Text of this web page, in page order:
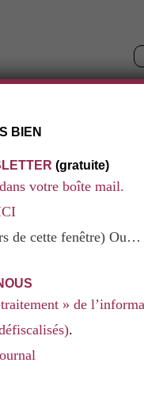
BIEN
(gratuite)
votre boîte mail.
de cette fenêtre) Ou…
» de
.